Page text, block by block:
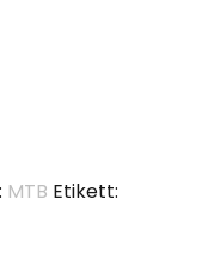
MTB Etikett: